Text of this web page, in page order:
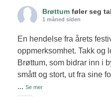
Brøttum føler seg
1 måned siden
En hendelse fra årets
oppmerksomhet. Takk og
Brøttum, som bidrar inn i
smått og stort, ut fra sine
... Se mer